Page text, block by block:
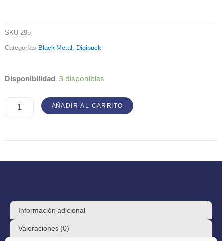
SKU 295
Categorías Black Metal , Digipack
Disponibilidad: 3 disponibles
Kzohh
Rye.Fleas.Chrismon.
cantidad
AÑADIR AL CARRITO
Información adicional
Valoraciones (0)